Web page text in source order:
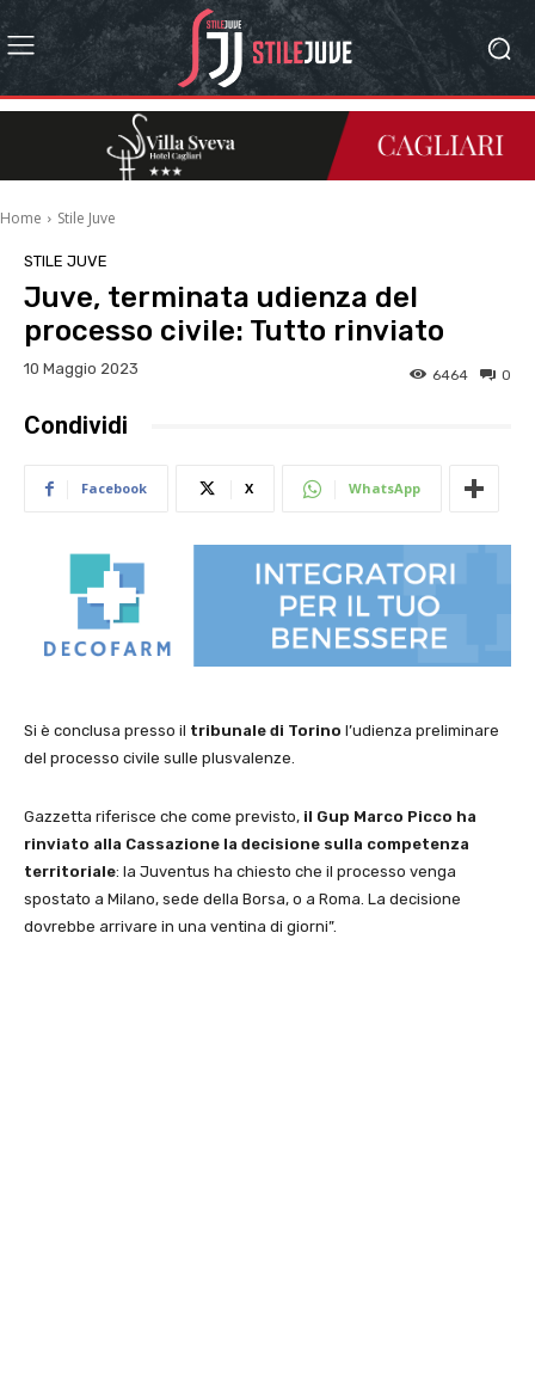
Home Stile Juve
STILE JUVE
Juve, terminata udienza del
processo civile: Tutto rinviato
10 Maggio 2023 0
6464
Condividi
Facebook X WhatsApp
Si è conclusa presso il tribunale di Torino l’udienza preliminare
del processo civile sulle plusvalenze.
Gazzetta riferisce che come previsto, il Gup Marco Picco ha
rinviato alla Cassazione la decisione sulla competenza
territoriale: la Juventus ha chiesto che il processo venga
spostato a Milano, sede della Borsa, o a Roma. La decisione
dovrebbe arrivare in una ventina di giorni”.